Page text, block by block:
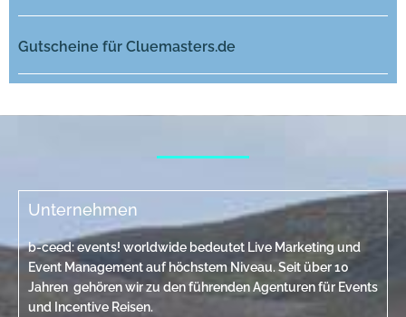
Gutscheine für Cluemasters.de
Unternehmen
b-ceed: events! worldwide bedeutet Live Marketing und
Event Management auf höchstem Niveau. Seit über 10
Jahren gehören wir zu den führenden Agenturen für Events
und Incentive Reisen.